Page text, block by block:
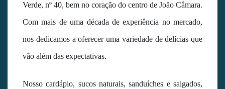
Verde, nº 40, bem no coração do centro de João Câmara.
Com mais de uma década de experiência no mercado,
nos dedicamos a oferecer uma variedade de delícias que
vão além das expectativas.
Nosso cardápio, sucos naturais, sanduíches e salgados,